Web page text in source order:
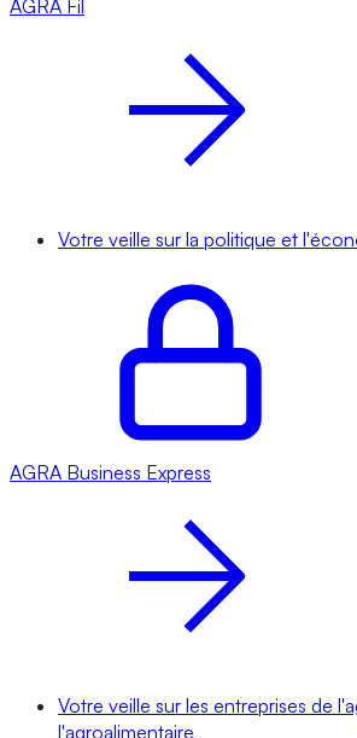
AGRA Fil
Votre veille sur la politique et
AGRA Business Express
Votre veille sur les entreprises de
l'agroalimentaire